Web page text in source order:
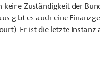
keine Zuständigkeit der
gibt es auch eine
Er ist die letzte Instanz